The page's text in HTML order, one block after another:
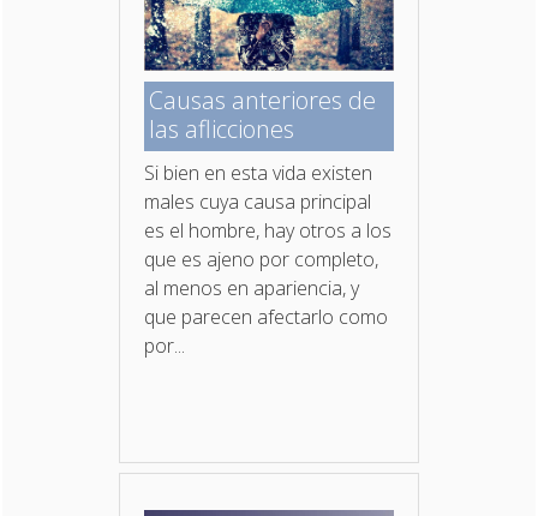
Causas anteriores de
las aflicciones
Si bien en esta vida existen
males cuya causa principal
es el hombre, hay otros a los
que es ajeno por completo,
al menos en apariencia, y
que parecen afectarlo como
por...